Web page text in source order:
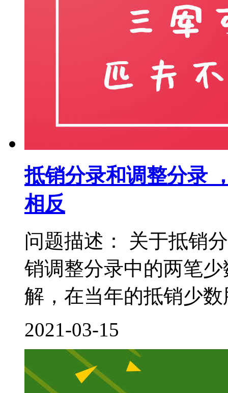
抵销分录和调整分录
相反
问题描述： 关于抵销
销调整分录中的两笔
解，在当年的抵销少
2021-03-15